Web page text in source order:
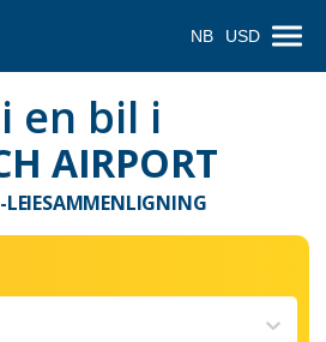
NB USD
en bil i
AIRPORT
LEIESAMMENLIGNING